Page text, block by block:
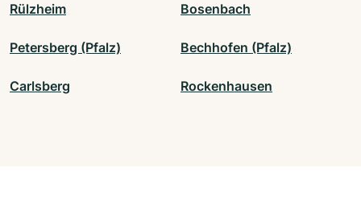
Rülzheim Bosenbach
Petersberg (Pfalz) Bechhofen (Pfalz)
Carlsberg Rockenhausen